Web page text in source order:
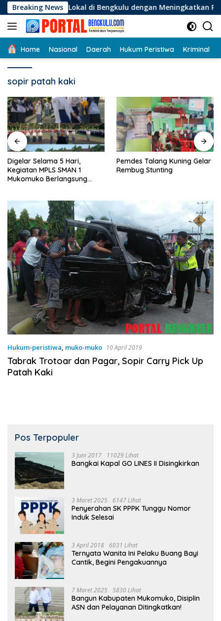
Langsung
ke
konten
Breaking News
Lokal di Bengkulu dengan Meningkatkan Ruang Publik
Home Nasional Daerah Hukum Peristiwa Kriminal
sopir patah kaki
Digelar Selama 5 Hari,
Kegiatan MPLS SMAN 1
Mukomuko Berlangsung
Pemdes Talang Kuning Gelar
Rembug Stunting
Hukum-peristiwa, muko-muko 10 April 2019
Tabrak Trotoar dan Pagar, Sopir Carry Pick Up
Patah Kaki
Pos Terpopuler
3 Juni 2017 11029 Lihat
Bangkai Kapal GO LINES II Disingkirkan
3 Maret 2025 6147 Lihat
Penyerahan SK PPPK Tunggu Nomor
Induk Selesai
3 April 2018 6031 Lihat
Ternyata Wanita Ini Pelaku Buang Bayi
Cantik, Begini Pengakuannya
7 Maret 2025 5830 Lihat
Bangun Kabupaten Mukomuko, Disiplin
ASN dan Pelayanan Ditingkatkan!